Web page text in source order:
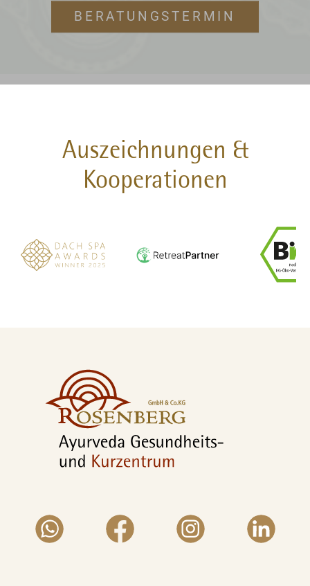
BERATUNGSTERMIN
Auszeichnungen &
Kooperationen